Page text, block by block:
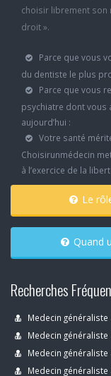
choisir librement son
droit ».
Parce que vous
du dentiste le plus
Parce que vous
psychiatre dont vous
aujourd’hui :
Votre santé
Choisirunmédecin
à l’exercice de la
Recherches
Medecin généraliste
Medecin généraliste
Medecin généraliste
Medecin